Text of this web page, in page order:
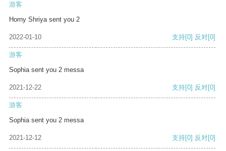
游客
Horny Shriya sent you 2
2022-01-10 支持[0] 反对[0]
游客
Sophia sent you 2 messa
2021-12-22 支持[0] 反对[0]
游客
Sophia sent you 2 messa
2021-12-12 支持[0] 反对[0]